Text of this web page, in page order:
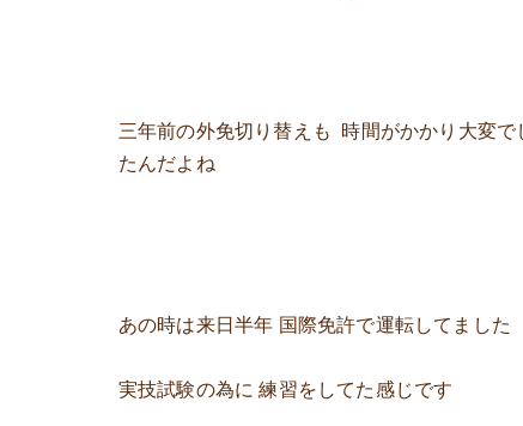
三年前の外免切り替えも 時間がかかり大変
たんだよね
あの時は来日半年 国際免許で運転してました
実技試験の為に 練習をしてた感じです